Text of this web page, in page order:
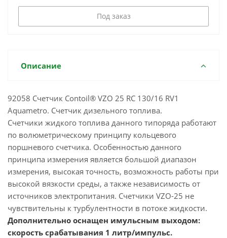
Под заказ
Описание
92058 Счетчик Contoil® VZO 25 RC 130/16 RV1
Aquametro. Счетчик дизельного топлива.
Счетчики жидкого топлива данного типоряда работают
по волюметрическому принципу кольцевого
поршневого счетчика. Особенностью данного
принципа измерения является большой диапазон
измерения, высокая точность, возможность работы при
высокой вязкости среды, а также независимость от
источников электропитания. Cчетчики VZO-25 не
чувствительны к турбулентности в потоке жидкости.
Дополнительно оснащен имульсным выходом:
скорость срабатывания 1 литр/импульс.